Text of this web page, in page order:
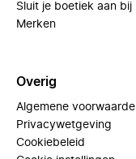
Sluit je boetiek aan bij
Merken
Overig
Algemene
Privacywetgeving
Cookiebeleid